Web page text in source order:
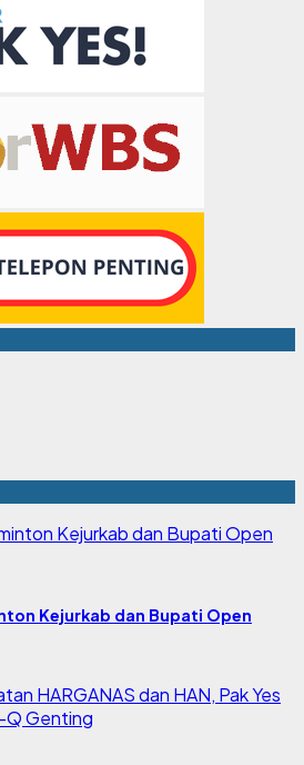
Kejurkab dan Bupati Open